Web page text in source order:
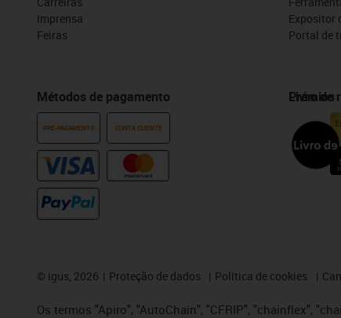
Imprensa
Feiras
Métodos de pagamento
PRÉ-PAGAMENTO CONTA CLIENTE
Expositor
Portal de
Prémios
Livro de
© igus, 2026 Proteção de dados Política de cookies
Os termos "Apiro", "AutoChain", "CFRIP", "chainflex",